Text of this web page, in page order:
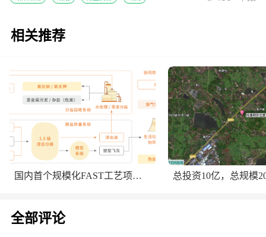
相关推荐
国内首个规模化FAST工艺项目进入调试阶段
全部评论